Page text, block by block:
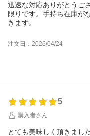
迅速な対応ありがとうご
限りです。手持ち在庫が
きます。
注文日：2026/04/24
5
購入者さん
とても美味しく頂きまし